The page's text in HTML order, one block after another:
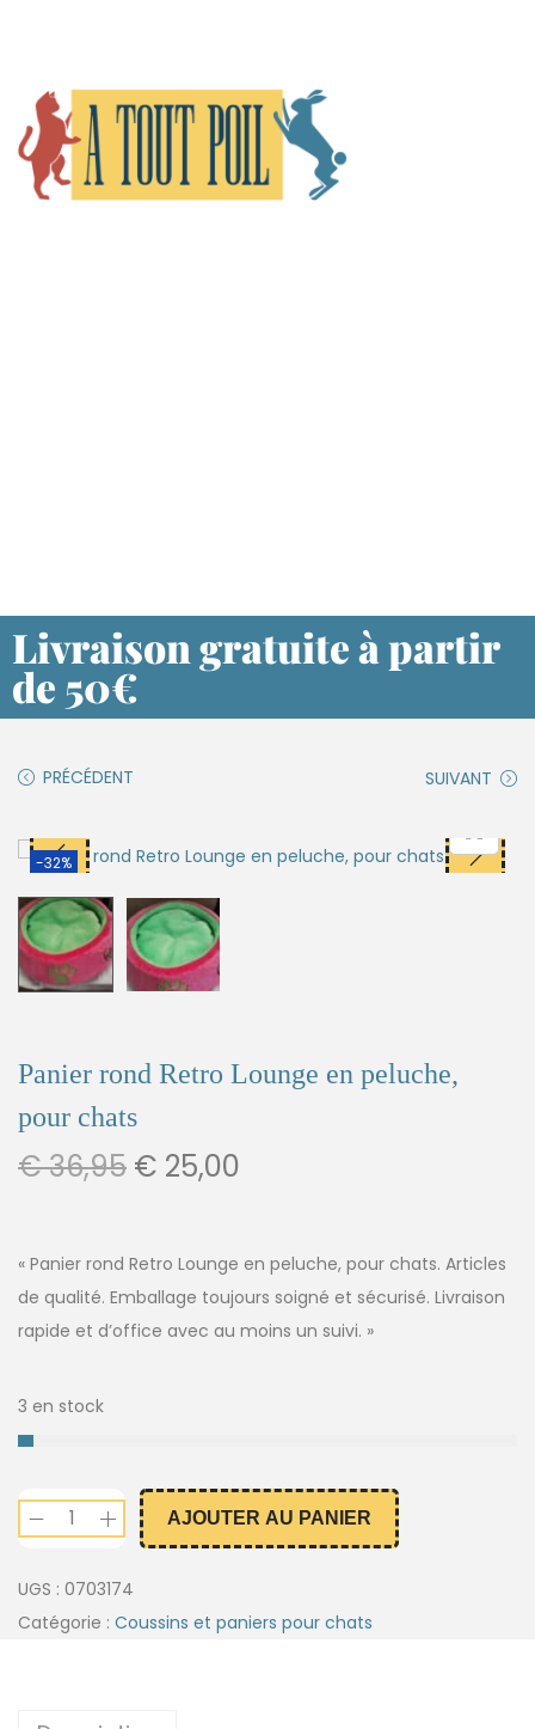
Livraison gratuite à partir
de 50€
PRÉCÉDENT SUIVANT
-32%
Panier rond Retro Lounge en peluche,
pour chats
€36,95 € 25,00
« Panier rond Retro Lounge en peluche, pour chats. Articles
de qualité. Emballage toujours soigné et sécurisé. Livraison
rapide et d’office avec au moins un suivi. »
3 en stock
AJOUTER AU PANIER
UGS : 0703174
Catégorie : Coussins et paniers pour chats